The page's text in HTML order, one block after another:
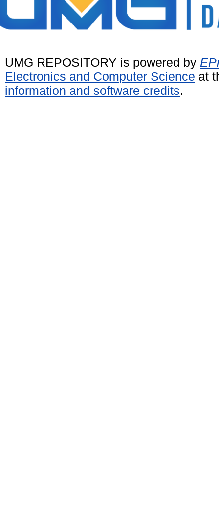
UMG REPOSITORY is powered by
Electronics and Computer Science at
information and software credits.